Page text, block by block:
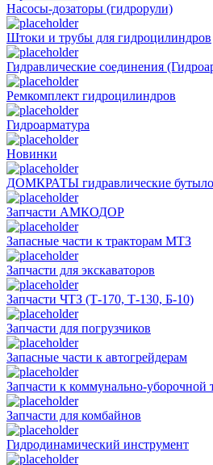
Насосы-дозаторы (гидрорули)
Штоки и трубы для гидроцилиндров
Гидравлические соединения
Ремкомплект гидроцилиндров
Гидроарматура
Новинки
ДОМКРАТЫ гидравлические
Запчасти АМКОДОР
Запасные части к тракторам МТЗ
Запчасти для экскаваторов
Запчасти ЧТЗ (Т-170, Т-130, Б-10)
Запчасти для погрузчиков
Запасные части к автогрейдерам
Запчасти к коммунально-уборочной
Запчасти для комбайнов
Гидродинамический инструмент